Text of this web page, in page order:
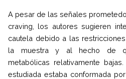
A pesar de las señales
craving, los autores sugieren
cautela debido a las
la muestra y al hecho de
metabólicas relativamente
estudiada estaba conformada